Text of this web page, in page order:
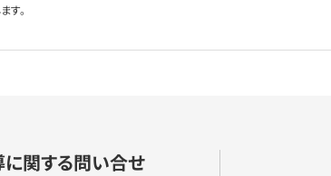
す。
関する問い合せ